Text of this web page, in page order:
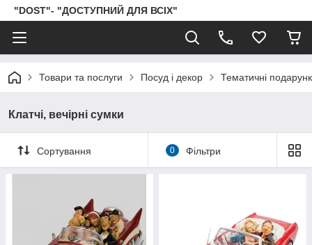
"DOST"- "ДОСТУПНИЙ ДЛЯ ВСІХ"
Товари та послуги Посуд і декор Тематичні
Клатчі, вечірні сумки
Сортування 0 Фільтри